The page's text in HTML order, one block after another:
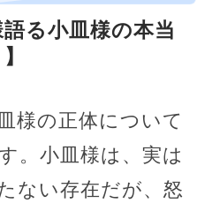
る小皿様の本当
様の正体について
。小皿様は、実は
ない存在だが、怒